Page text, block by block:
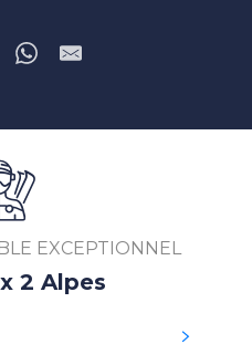
EXCEPTIONNEL
2 Alpes